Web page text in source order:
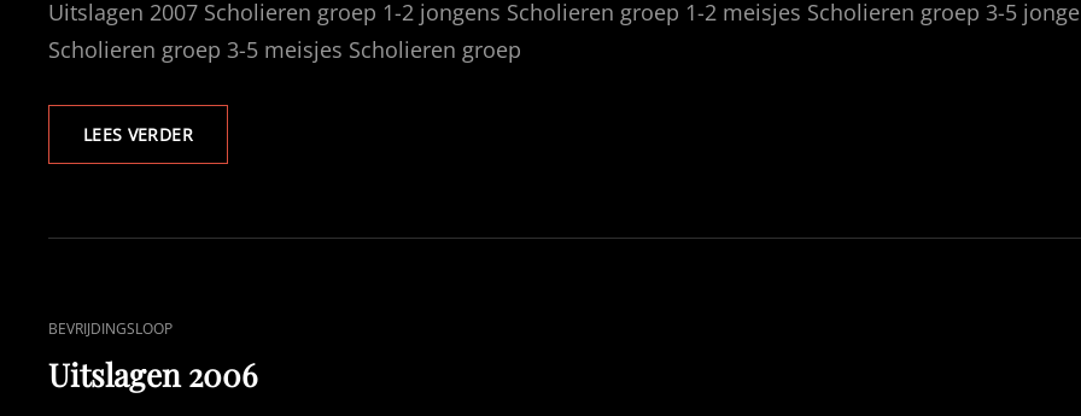
Uitslagen 2007 Scholieren groep 1-2 jongens Scholieren groep 1-2 meisjes Scholieren groep 3-5
Scholieren groep 3-5 meisjes Scholieren groep
LEES VERDERUITSLAGEN
2007
CAT
LINKS
BEVRIJDINGSLOOP
Uitslagen 2006